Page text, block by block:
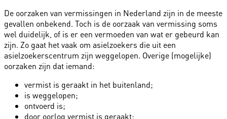
De oorzaken van vermissingen in Nederland zijn in de meeste
gevallen onbekend. Toch is de oorzaak van vermissing soms
wel duidelijk, of is er een vermoeden van wat er gebeurd kan
zijn. Zo gaat het vaak om asielzoekers die uit een
asielzoekerscentrum zijn weggelopen. Overige (mogelijke)
oorzaken zijn dat iemand:
vermist is geraakt in het buitenland;
is weggelopen;
ontvoerd is;
door oorlog vermist is geraakt;